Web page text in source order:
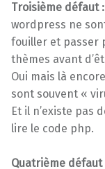
Troisième défaut
wordpress ne
fouiller et passer
thèmes avant
Oui mais là
sont souvent «
Et il n’existe pas
lire le code php.
Quatrième défaut